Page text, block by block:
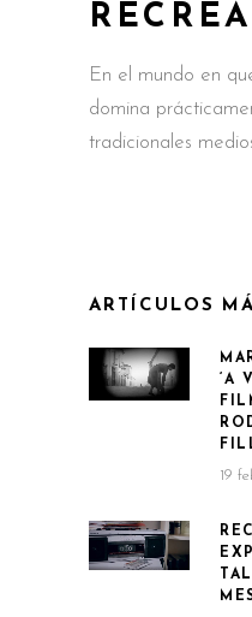
En el mundo en
domina
tradicionales
ARTÍCULOS
‘A
19